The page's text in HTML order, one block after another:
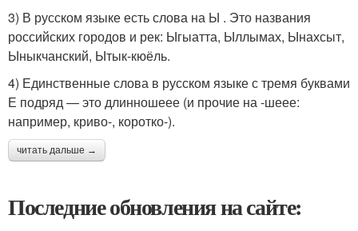
3) В русском языке есть слова на Ы . Это названия
российских городов и рек: Ыгыатта, Ыллымах, Ынахсыт,
Ыныкчанский, Ытык-кюёль.
4) Единственные слова в русском языке с тремя буквами
Е подряд — это длинношеее (и прочие на -шеее:
например, криво-, коротко-).
читать дальше →
Последние обновления на сайте: